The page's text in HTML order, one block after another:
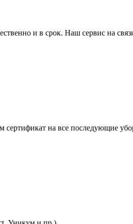
и в срок. Наш сервис на
на все последующие